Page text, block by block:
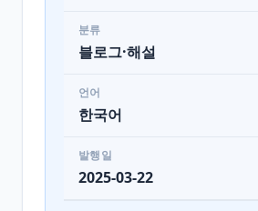
분류
블로그·해설
언어
한국어
발행일
2025-03-22